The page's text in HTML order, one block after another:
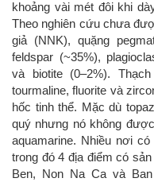
khoảng vài mét đôi khi
Theo nghiên cứu chưa
giả (NNK), quặng
feldspar (~35%),
và biotite (0–2%).
tourmaline, fluorite và
hốc tinh thể. Mặc dù
quý nhưng nó không
aquamarine. Nhiều nơi
trong đó 4 địa điểm có
Ben, Non Na Ca và